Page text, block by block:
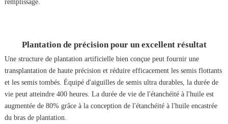
Plantation de précision pour un excellent résultat
Une structure de plantation artificielle bien conçue peut fournir une
transplantation de haute précision et réduire efficacement les semis flottants
et les semis tombés. Équipé d'aiguilles de semis ultra durables, la durée de
vie peut atteindre 400 heures. La durée de vie de l'étanchéité à l'huile est
augmentée de 80% grâce à la conception de l'étanchéité à l'huile encastrée
du bras de plantation.